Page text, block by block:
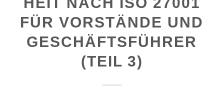
FÜR VORSTÄNDE UND
GESCHÄFTSFÜHRER
(TEIL 3)